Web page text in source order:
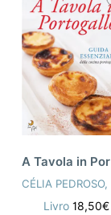
CÉLIA PEDROSO,
Livro18,50€